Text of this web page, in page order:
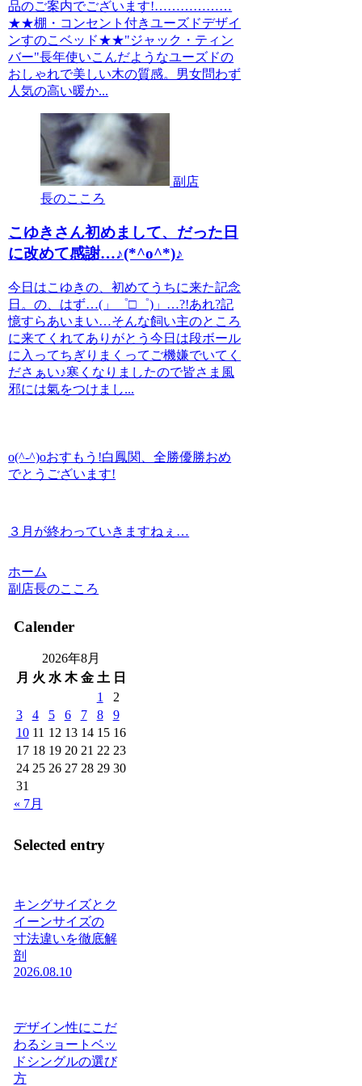
品のご案内でございます!………………
★★棚・コンセント付きユーズドデザイ
ンすのこベッド★★"ジャック・ティン
バー"長年使いこんだようなユーズドの
おしゃれで美しい木の質感。男女問わず
人気の高い暖か...
副店
長のこころ
こゆきさん初めまして、だった日
に改めて感謝…♪(*^o^*)♪
今日はこゆきの、初めてうちに来た記念
日。の、はず…(」゜□゜)」…?!あれ?記
憶すらあいまい…そんな飼い主のところ
に来てくれてありがとう今日は段ボール
に入ってちぎりまくってご機嫌でいてく
ださぁい♪寒くなりましたので皆さま風
邪には氣をつけまし...
o(^-^)oおすもう!白鳳関、全勝優勝おめ
でとうございます!
３月が終わっていきますねぇ…
ホーム
副店長のこころ
Calender
2026年8月
月 火 水 木 金 土 日
1
2
3
4 5 6 7 8
9
10 11 12 13 14 15 16
17 18 19 20 21 22 23
24 25 26 27 28 29 30
31
« 7月
Selected entry
キングサイズとク
イーンサイズの
寸法違いを徹底解
剖
2026.08.10
デザイン性にこだ
わるショートベッ
ドシングルの選び
方